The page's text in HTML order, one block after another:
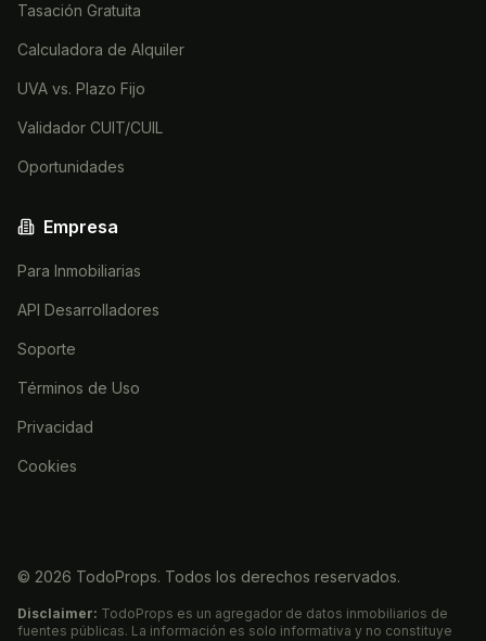
Tasación Gratuita
Calculadora de Alquiler
UVA vs. Plazo Fijo
Validador CUIT/CUIL
Oportunidades
Empresa
Para Inmobiliarias
API Desarrolladores
Soporte
Términos de Uso
Privacidad
Cookies
© 2026 TodoProps. Todos los derechos reservados.
Disclaimer: TodoProps es un agregador de datos inmobiliarios de
fuentes públicas. La información es solo informativa y no constituye